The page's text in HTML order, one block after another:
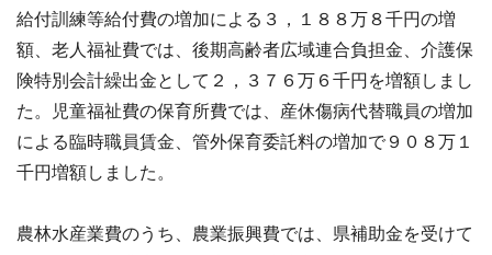
給付訓練等給付費の増加による３，１８８万８千円の増
額、老人福祉費では、後期高齢者広域連合負担金、介護保
険特別会計繰出金として２，３７６万６千円を増額しまし
た。児童福祉費の保育所費では、産休傷病代替職員の増加
による臨時職員賃金、管外保育委託料の増加で９０８万１
千円増額しました。
農林水産業費のうち、農業振興費では、県補助金を受けて